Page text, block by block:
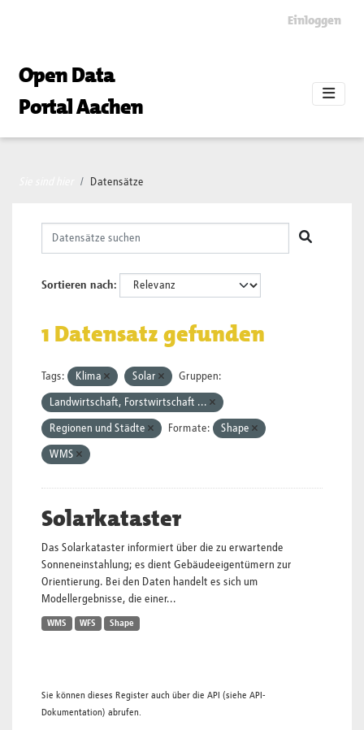
Einloggen
Open Data
Portal Aachen
Datensätze
Sortieren nach
1 Datensatz gefunden
Tags: Klima Solar Gruppen:
Landwirtschaft, Forstwirtschaft ...
Regionen und Städte Formate: Shape
WMS
Solarkataster
Das Solarkataster informiert über die zu erwartende
Sonneneinstahlung; es dient Gebäudeeigentümern zur
Orientierung. Bei den Daten handelt es sich um
Modellergebnisse, die einer...
WMS WFS Shape
Sie können dieses Register auch über die API (siehe API-
Dokumentation) abrufen.